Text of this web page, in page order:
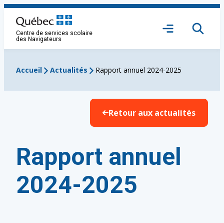
Aller
contenu
Centre de services scolaire
des Navigateurs
Ouvrir
Accueil Actualités Rapport annuel 2024-2025
Retour aux actualités
Rapport annuel
2024-2025